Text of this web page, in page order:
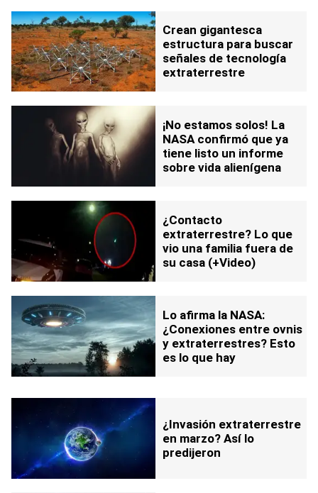
Crean gigantesca
estructura para buscar
señales de tecnología
extraterrestre
¡No estamos solos! La
NASA confirmó que ya
tiene listo un informe
sobre vida alienígena
¿Contacto
extraterrestre? Lo que
vio una familia fuera de
su casa (+Video)
Lo afirma la NASA:
¿Conexiones entre ovnis
y extraterrestres? Esto
es lo que hay
¿Invasión extraterrestre
en marzo? Así lo
predijeron